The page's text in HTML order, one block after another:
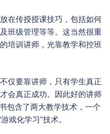
在传授授课技巧，包括如何
班级管理等等。这当然很重
培训讲师，光靠教学和控班
仅要靠讲师，只有学生真正
会真正成功。因此好的讲师
包含了两大教学技术，一个
戏化学习”技术。